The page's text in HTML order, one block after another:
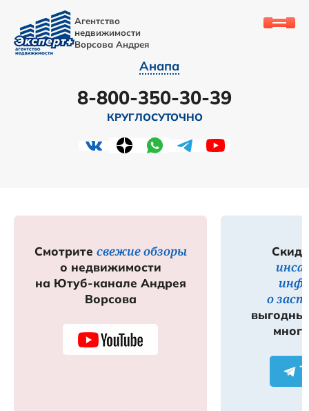
Агентство
недвижимости
Ворсова Андрея
Анапа
8-800-350-30-39
КРУГЛОСУТОЧНО
Смотрите свежие обзоры
о недвижимости
на Ютуб-канале Андрея
Ворсова
о